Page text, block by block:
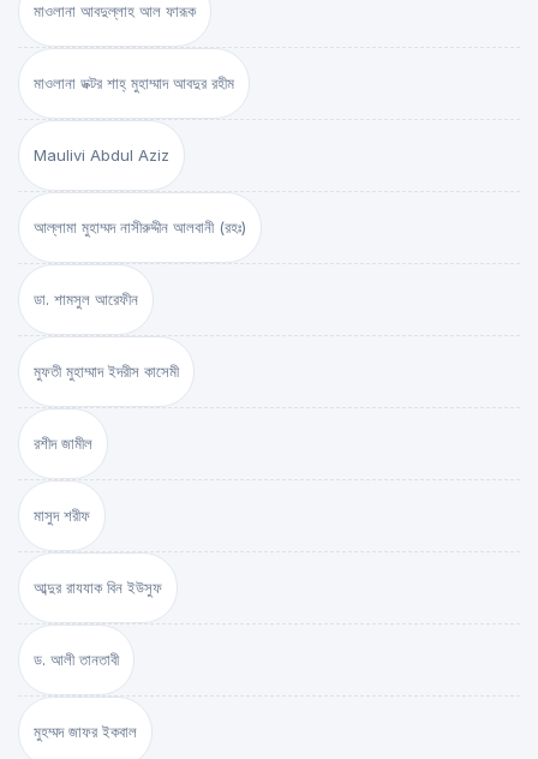
মাওলানা আবদুল্লাহ আল ফারূক
মাওলানা ডক্টর শাহ্‌ মুহাম্মাদ আবদুর রহীম
Maulivi Abdul Aziz
আল্লামা মুহাম্মদ নাসীরুদ্দীন আলবানী (রহঃ)
ডা. শামসুল আরেফীন
মুফতী মুহাম্মাদ ইদরীস কাসেমী
রশীদ জামীল
মাসুদ শরীফ
আব্দুর রাযযাক বিন ইউসুফ
ড. আলী তানতাবী
মুহম্মদ জাফর ইকবাল